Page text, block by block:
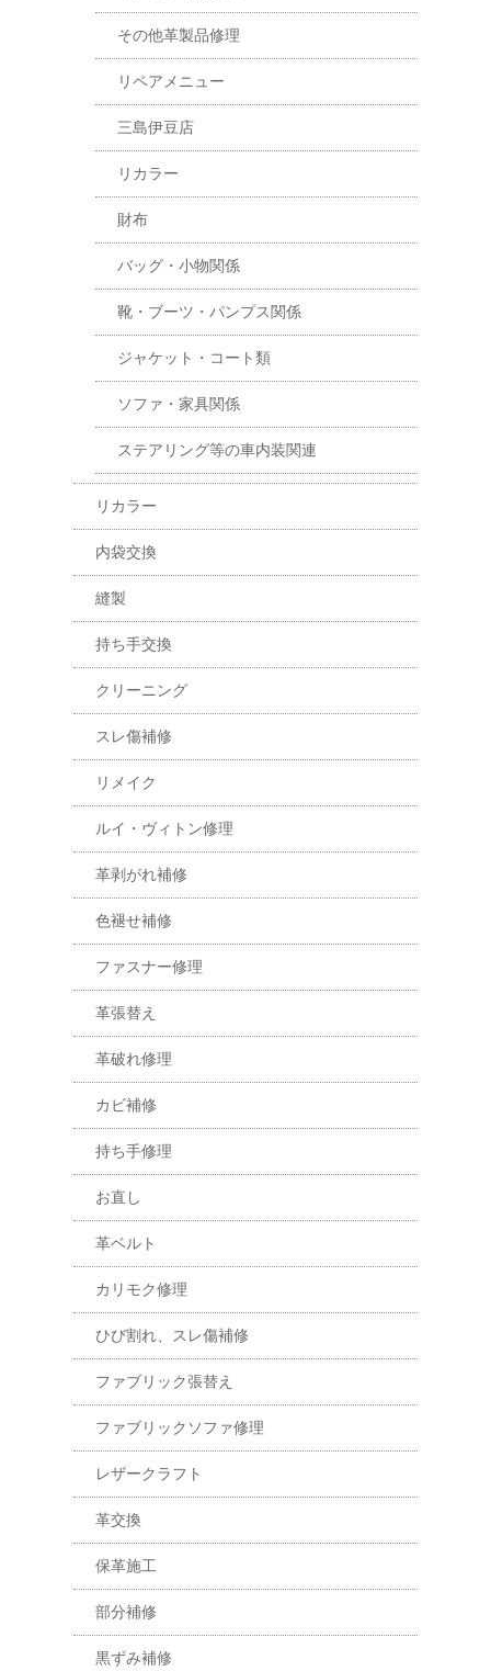
その他革製品修理
リペアメニュー
三島伊豆店
リカラー
財布
バッグ・小物関係
靴・ブーツ・パンプス関係
ジャケット・コート類
ソファ・家具関係
ステアリング等の車内装関連
リカラー
内袋交換
縫製
持ち手交換
クリーニング
スレ傷補修
リメイク
ルイ・ヴィトン修理
革剥がれ補修
色褪せ補修
ファスナー修理
革張替え
革破れ修理
カビ補修
持ち手修理
お直し
革ベルト
カリモク修理
ひび割れ、スレ傷補修
ファブリック張替え
ファブリックソファ修理
レザークラフト
革交換
保革施工
部分補修
黒ずみ補修